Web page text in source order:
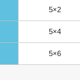
5×2
5×4
5×6